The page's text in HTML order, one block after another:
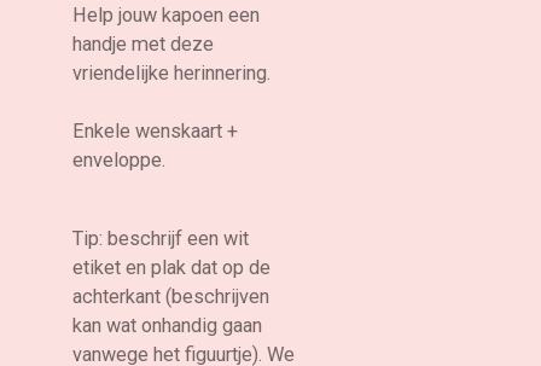
Help jouw kapoen een
handje met deze
vriendelijke herinnering.
Enkele wenskaart +
enveloppe.
Tip: beschrijf een wit
etiket en plak dat op de
achterkant (beschrijven
kan wat onhandig gaan
vanwege het figuurtje). We